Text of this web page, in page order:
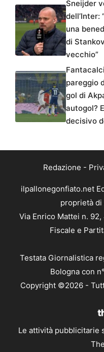
Sneijder
dell’Inter:
una
di
vecchio”
pareggio
gol di
autogol?
decisivo
Redazione -
ilpallonegonfiato.net
proprietà
Via Enrico Mattei n.
Fiscale e
Testata Giornalistica
Bologna con
Copyright ©2026 -
Le attività pubblicitarie